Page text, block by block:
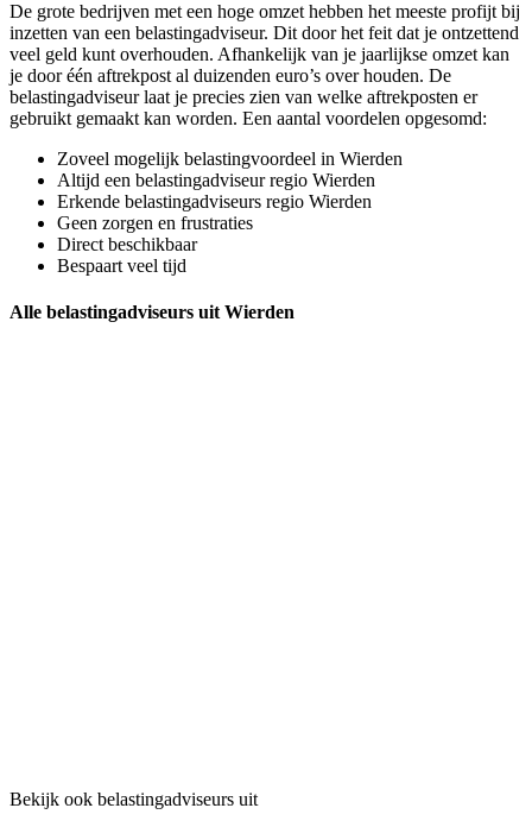
De grote bedrijven met een hoge omzet hebben het meeste profijt bij
inzetten van een belastingadviseur. Dit door het feit dat je ontzettend
veel geld kunt overhouden. Afhankelijk van je jaarlijkse omzet kan
je door één aftrekpost al duizenden euro’s over houden. De
belastingadviseur laat je precies zien van welke aftrekposten er
gebruikt gemaakt kan worden. Een aantal voordelen opgesomd:
Zoveel mogelijk belastingvoordeel in Wierden
Altijd een belastingadviseur regio Wierden
Erkende belastingadviseurs regio Wierden
Geen zorgen en frustraties
Direct beschikbaar
Bespaart veel tijd
Alle belastingadviseurs uit Wierden
Bekijk ook belastingadviseurs uit